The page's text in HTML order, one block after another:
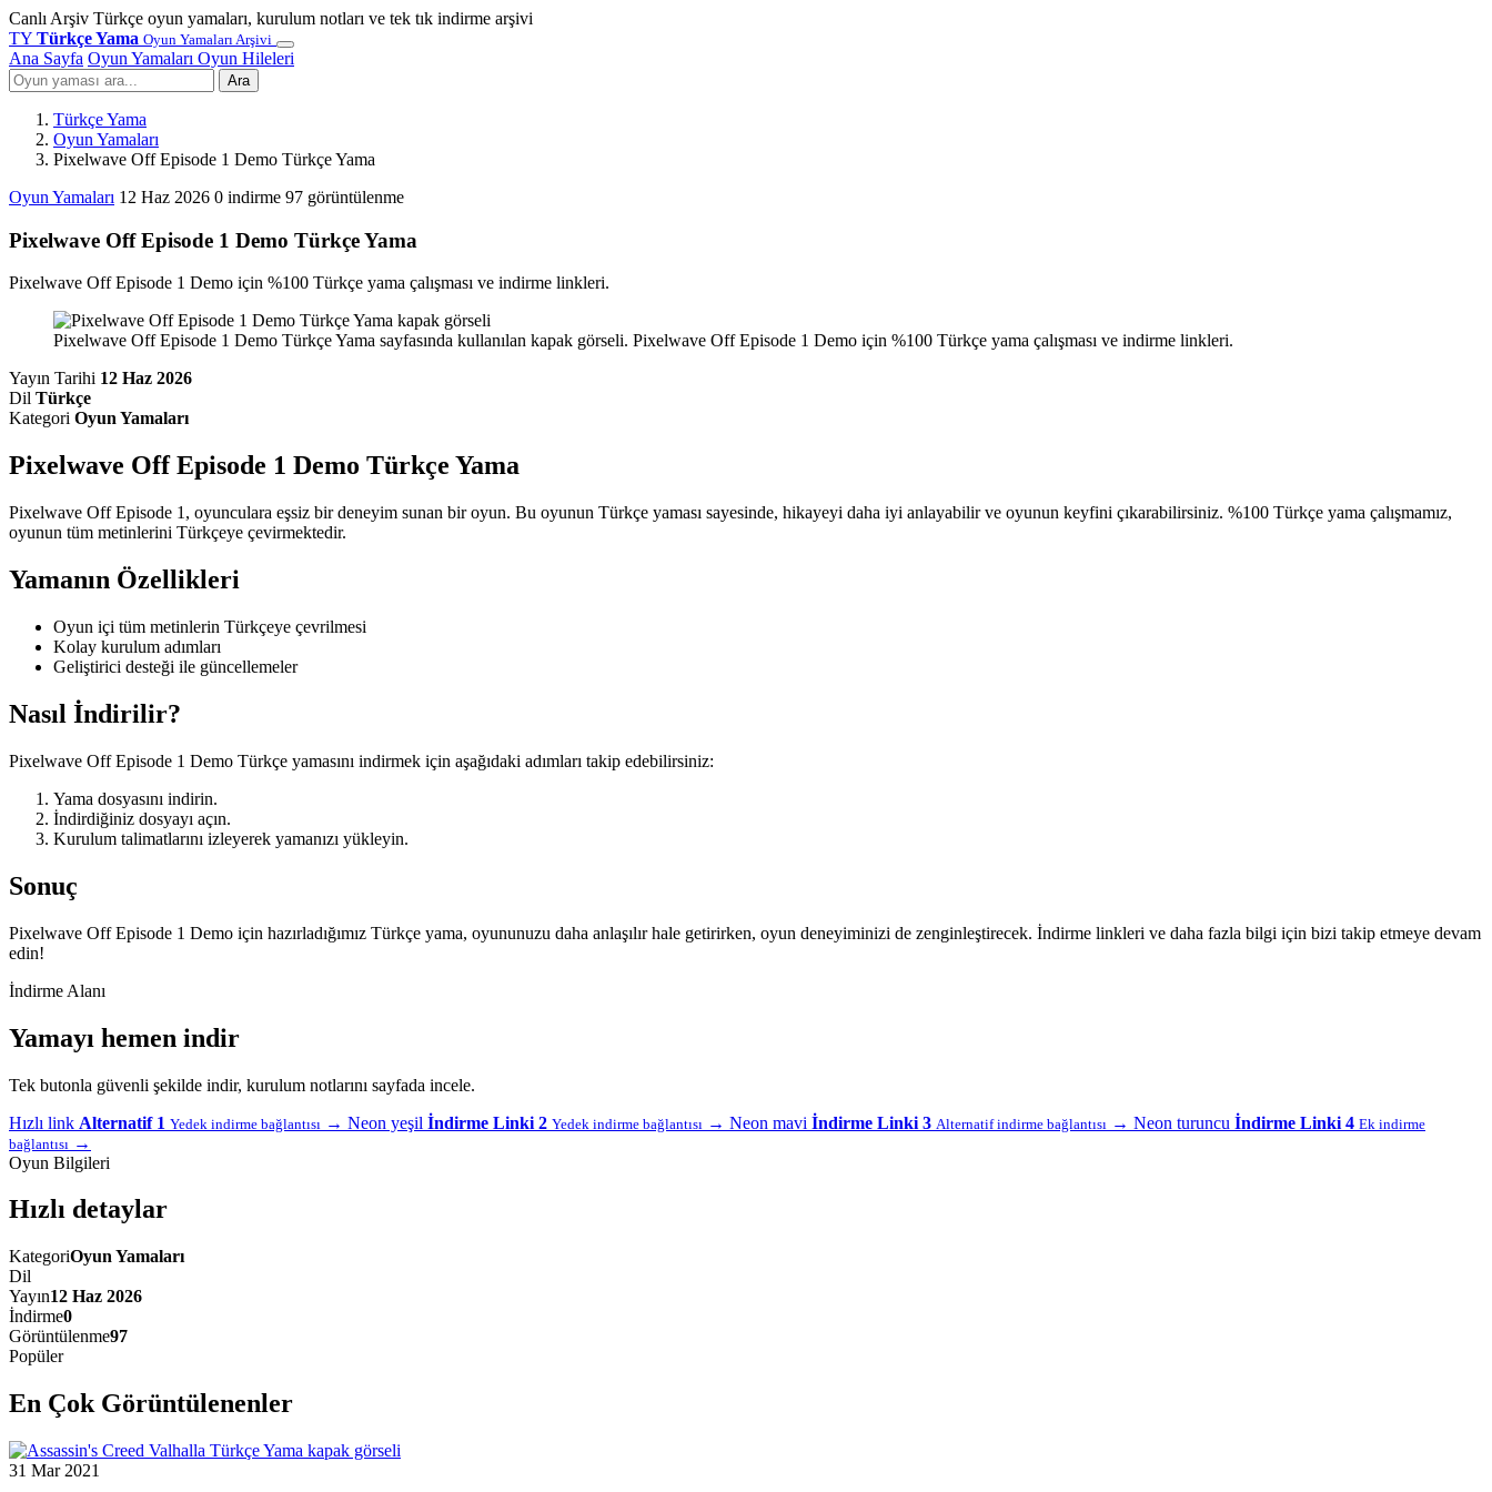
Canlı Arşiv Türkçe oyun yamaları, kurulum notları ve tek tık indirme arşivi
TY Türkçe Yama Oyun Yamaları Arşivi
Ana Sayfa Oyun Yamaları Oyun Hileleri
Ara
Türkçe Yama
Oyun Yamaları
Pixelwave Off Episode 1 Demo Türkçe Yama
Oyun Yamaları 12 Haz 2026 0 indirme 97 görüntülenme
Pixelwave Off Episode 1 Demo Türkçe Yama
Pixelwave Off Episode 1 Demo için %100 Türkçe yama çalışması ve indirme linkleri.
Pixelwave Off Episode 1 Demo Türkçe Yama sayfasında kullanılan kapak görseli. Pixelwave Off Episode 1 Demo için %100 Türkçe yama çalışması ve indirme linkleri.
Yayın Tarihi 12 Haz 2026
Dil Türkçe
Kategori Oyun Yamaları
Pixelwave Off Episode 1 Demo Türkçe Yama
Pixelwave Off Episode 1, oyunculara eşsiz bir deneyim sunan bir oyun. Bu oyunun Türkçe yaması sayesinde, hikayeyi daha iyi anlayabilir ve oyunun keyfini çıkarabilirsiniz. %100 Türkçe yama çalışmamız,
oyunun tüm metinlerini Türkçeye çevirmektedir.
Yamanın Özellikleri
Oyun içi tüm metinlerin Türkçeye çevrilmesi
Kolay kurulum adımları
Geliştirici desteği ile güncellemeler
Nasıl İndirilir?
Pixelwave Off Episode 1 Demo Türkçe yamasını indirmek için aşağıdaki adımları takip edebilirsiniz:
Yama dosyasını indirin.
İndirdiğiniz dosyayı açın.
Kurulum talimatlarını izleyerek yamanızı yükleyin.
Sonuç
Pixelwave Off Episode 1 Demo için hazırladığımız Türkçe yama, oyununuzu daha anlaşılır hale getirirken, oyun deneyiminizi de zenginleştirecek. İndirme linkleri ve daha fazla bilgi için bizi takip etmeye devam
edin!
İndirme Alanı
Yamayı hemen indir
Tek butonla güvenli şekilde indir, kurulum notlarını sayfada incele.
Hızlı link Alternatif 1 Yedek indirme bağlantısı → Neon yeşil İndirme Linki 2 Yedek indirme bağlantısı → Neon mavi İndirme Linki 3 Alternatif indirme bağlantısı → Neon turuncu İndirme Linki 4 Ek indirme
bağlantısı →
Oyun Bilgileri
Hızlı detaylar
KategoriOyun Yamaları
Dil
Yayın12 Haz 2026
İndirme0
Görüntülenme97
Popüler
En Çok Görüntülenenler
31 Mar 2021